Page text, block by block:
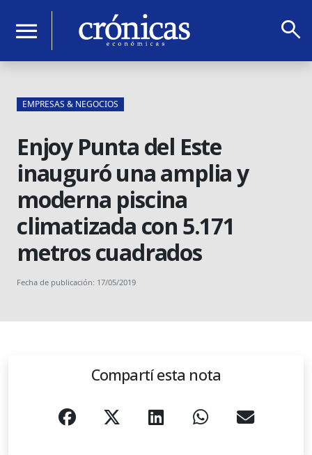
menu search
EMPRESAS & NEGOCIOS
Enjoy Punta del Este
inauguró una amplia y
moderna piscina
climatizada con 5.171
metros cuadrados
Fecha de publicación: 17/05/2019
Compartí esta nota